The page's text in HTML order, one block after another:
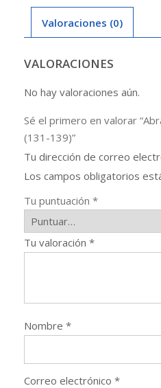
Valoraciones (0)
VALORACIONES
No hay valoraciones aún.
Sé el primero en valorar
(131-139)”
Tu dirección de correo
Los campos obligatorios
Tu puntuación *
Tu valoración *
Nombre *
Correo electrónico *